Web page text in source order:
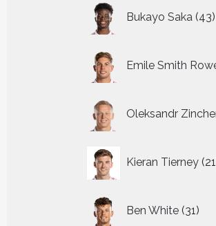
Bukayo Saka 43
Emile Smith
Oleksandr
Kieran Tierney 21
Ben White 31